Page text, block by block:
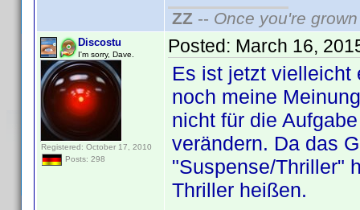
ZZ -- Once you're
Discostu
I'm sorry, Dave.
Registered: October 17, 2010
Posts: 298
Posted: March 16,
Es ist jetzt vielleicht
noch meine
nicht für die
verändern. Da das
"Suspense/Thriller"
Thriller heißen.